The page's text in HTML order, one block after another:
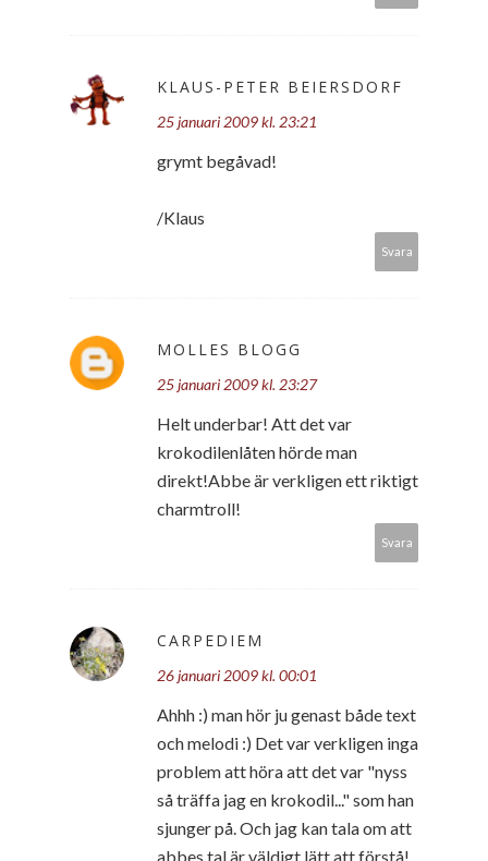
KLAUS-PETER BEIERSDORF
25 januari 2009 kl. 23:21
grymt begåvad!
/Klaus
Svara
MOLLES BLOGG
25 januari 2009 kl. 23:27
Helt underbar! Att det var
krokodilenlåten hörde man
direkt!Abbe är verkligen ett riktigt
charmtroll!
Svara
CARPEDIEM
26 januari 2009 kl. 00:01
Ahhh :) man hör ju genast både text
och melodi :) Det var verkligen inga
problem att höra att det var "nyss
så träffa jag en krokodil..." som han
sjunger på. Och jag kan tala om att
abbes tal är väldigt lätt att förstå!